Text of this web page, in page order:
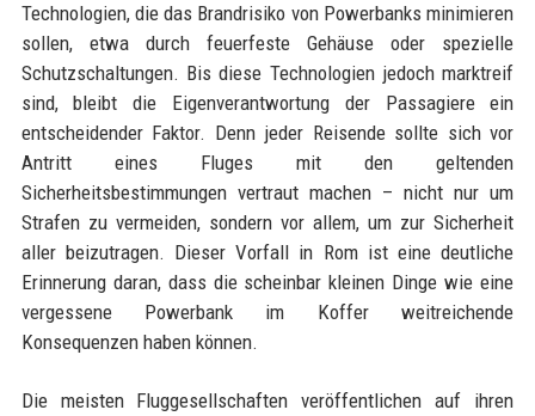
Technologien, die das Brandrisiko von Powerbanks minimieren
sollen, etwa durch feuerfeste Gehäuse oder spezielle
Schutzschaltungen. Bis diese Technologien jedoch marktreif
sind, bleibt die Eigenverantwortung der Passagiere ein
entscheidender Faktor. Denn jeder Reisende sollte sich vor
Antritt eines Fluges mit den geltenden
Sicherheitsbestimmungen vertraut machen – nicht nur um
Strafen zu vermeiden, sondern vor allem, um zur Sicherheit
aller beizutragen. Dieser Vorfall in Rom ist eine deutliche
Erinnerung daran, dass die scheinbar kleinen Dinge wie eine
vergessene Powerbank im Koffer weitreichende
Konsequenzen haben können.
Die meisten Fluggesellschaften veröffentlichen auf ihren